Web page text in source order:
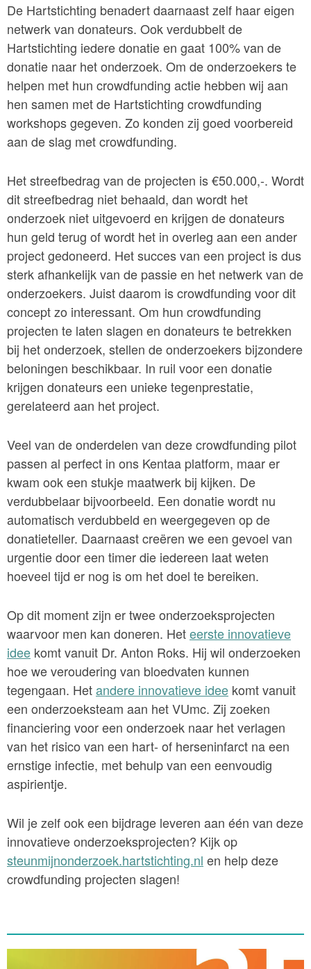
De Hartstichting benadert daarnaast zelf haar eigen
netwerk van donateurs. Ook verdubbelt de
Hartstichting iedere donatie en gaat 100% van de
donatie naar het onderzoek. Om de onderzoekers te
helpen met hun crowdfunding actie hebben wij aan
hen samen met de Hartstichting crowdfunding
workshops gegeven. Zo konden zij goed voorbereid
aan de slag met crowdfunding.
Het streefbedrag van de projecten is €50.000,-. Wordt
dit streefbedrag niet behaald, dan wordt het
onderzoek niet uitgevoerd en krijgen de donateurs
hun geld terug of wordt het in overleg aan een ander
project gedoneerd. Het succes van een project is dus
sterk afhankelijk van de passie en het netwerk van de
onderzoekers. Juist daarom is crowdfunding voor dit
concept zo interessant. Om hun crowdfunding
projecten te laten slagen en donateurs te betrekken
bij het onderzoek, stellen de onderzoekers bijzondere
beloningen beschikbaar. In ruil voor een donatie
krijgen donateurs een unieke tegenprestatie,
gerelateerd aan het project.
Veel van de onderdelen van deze crowdfunding pilot
passen al perfect in ons Kentaa platform, maar er
kwam ook een stukje maatwerk bij kijken. De
verdubbelaar bijvoorbeeld. Een donatie wordt nu
automatisch verdubbeld en weergegeven op de
donatieteller. Daarnaast creëren we een gevoel van
urgentie door een timer die iedereen laat weten
hoeveel tijd er nog is om het doel te bereiken.
Op dit moment zijn er twee onderzoeksprojecten
waarvoor men kan doneren. Heteerste innovatieve
idee komt vanuit Dr. Anton Roks. Hij wil onderzoeken
hoe we veroudering van bloedvaten kunnen
tegengaan. Hetandere innovatieve idee komt vanuit
een onderzoeksteam aan het VUmc. Zij zoeken
financiering voor een onderzoek naar het verlagen
van het risico van een hart- of herseninfarct na een
ernstige infectie, met behulp van een eenvoudig
aspirientje.
Wil je zelf ook een bijdrage leveren aan één van deze
innovatieve onderzoeksprojecten? Kijk op
steunmijnonderzoek.hartstichting.nl en help deze
crowdfunding projecten slagen!